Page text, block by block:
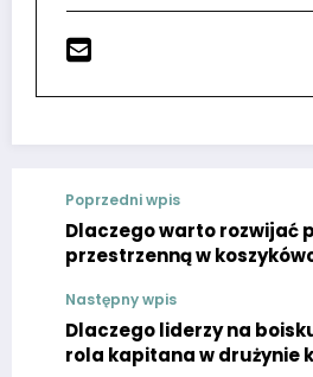
Poprzedni wpis
Dlaczego warto rozwijać
przestrzenną w
Następny wpis
Dlaczego liderzy na
rola kapitana w drużynie